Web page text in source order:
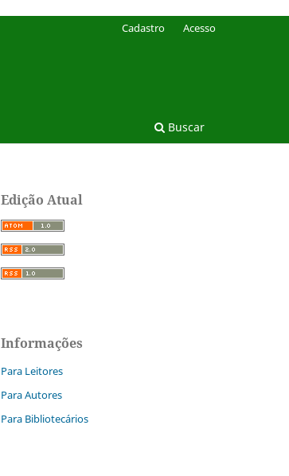
Buscar
Cadastro Acesso
Edição Atual
Informações
Para Leitores
Para Autores
Para Bibliotecários